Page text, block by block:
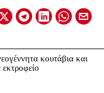
κουτάβια και